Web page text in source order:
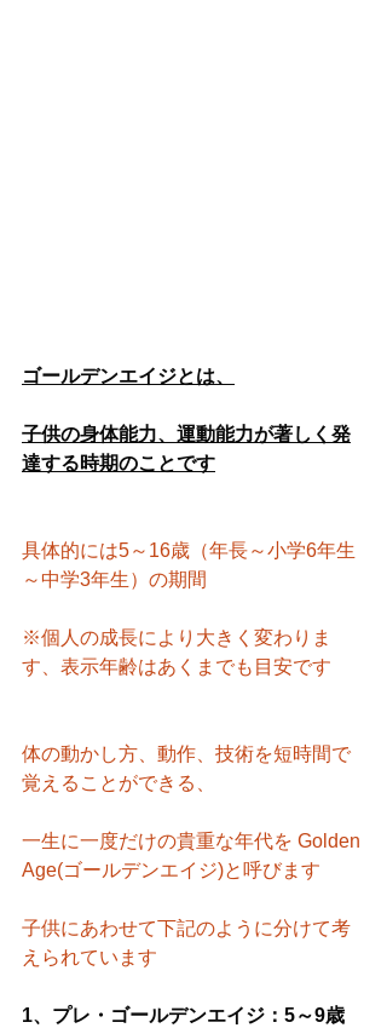
ゴールデンエイジとは、
子供の身体能力、運動能力が著しく発
達する時期のことです
具体的には5～16歳（年長～小学6年生
～中学3年生）の期間
※個人の成長により大きく変わりま
す、表示年齢はあくまでも目安です
体の動かし方、動作、技術を短時間で
覚えることができる、
一生に一度だけの貴重な年代を Golden
Age(ゴールデンエイジ)と呼びます
子供にあわせて下記のように分けて考
えられています
1、プレ・ゴールデンエイジ：5～9歳